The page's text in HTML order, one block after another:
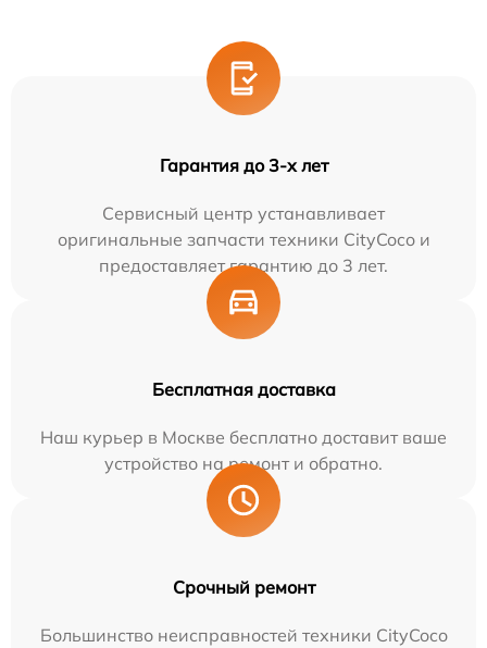
Гарантия до 3-х лет
Сервисный центр устанавливает
оригинальные запчасти техники CityCoco и
предоставляет гарантию до 3 лет.
Бесплатная доставка
Наш курьер в Москве бесплатно доставит ваше
устройство на ремонт и обратно.
Срочный ремонт
Большинство неисправностей техники CityCoco